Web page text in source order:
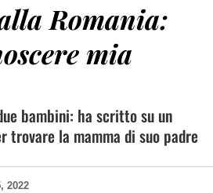
Romania:
mia
bambini: ha scritto su un
trovare la mamma di suo padre
2022